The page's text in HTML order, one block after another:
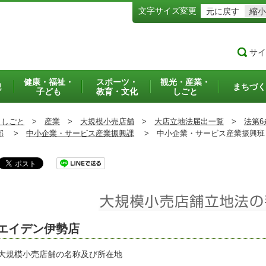
文字サイズ変更 元に戻す 縮小
サ
健康・福祉・
子ども
スポーツ・
教育・文化
観光・産業・
しごと
まちづ
ごと > 産業 > 大規模小売店舗 > 大店立地法届出一覧 >
法第6
> 中小企業・サービス産業振興課 > 中小企業・サービス産業振興
イデン伊勢店
模小売店舗の名称及び所在地